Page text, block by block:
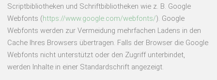
Scriptbibliotheken und Schriftbibliotheken wie z. B. Google
Webfonts (https://www.google.com/webfonts/). Google
Webfonts werden zur Vermeidung mehrfachen Ladens in den
Cache Ihres Browsers übertragen. Falls der Browser die Google
Webfonts nicht unterstützt oder den Zugriff unterbindet,
werden Inhalte in einer Standardschrift angezeigt.